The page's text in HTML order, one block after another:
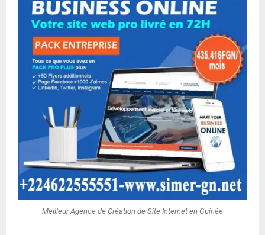
Meilleur Agence de Création de Site Internet en Guinée